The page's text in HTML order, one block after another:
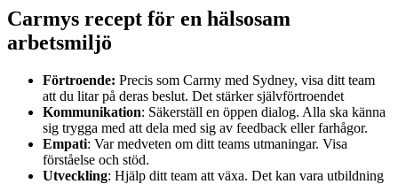
Carmys recept för en hälsosam
arbetsmiljö
Förtroende: Precis som Carmy med Sydney, visa ditt team
att du litar på deras beslut. Det stärker självförtroendet
Kommunikation: Säkerställ en öppen dialog. Alla ska känna
sig trygga med att dela med sig av feedback eller farhågor.
Empati: Var medveten om ditt teams utmaningar. Visa
förståelse och stöd.
Utveckling: Hjälp ditt team att växa. Det kan vara utbildning